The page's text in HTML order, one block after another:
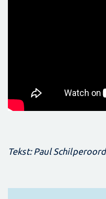
Tekst: Paul Schilperoord